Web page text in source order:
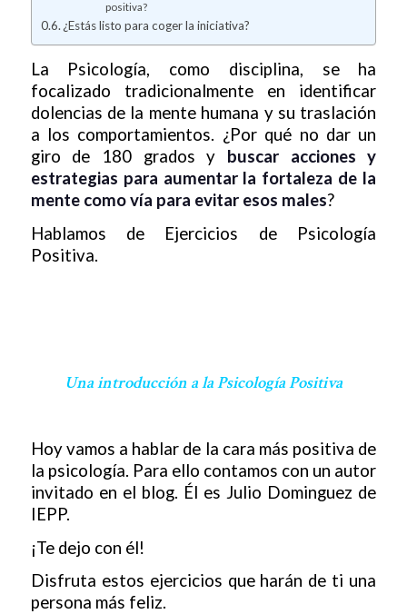
positiva?
¿Estás listo para coger la iniciativa?
La Psicología, como disciplina, se ha
focalizado tradicionalmente en identificar
dolencias de la mente humana y su traslación
a los comportamientos. ¿Por qué no dar un
giro de 180 grados y buscar acciones y
estrategias para aumentar la fortaleza de la
mente como vía para evitar esos males?
Hablamos de Ejercicios de Psicología
Positiva.
Una introducción a la Psicología Positiva
Hoy vamos a hablar de la cara más positiva de
la psicología. Para ello contamos con un autor
invitado en el blog. Él es Julio Dominguez de
IEPP.
¡Te dejo con él!
Disfruta estos ejercicios que harán de ti una
persona más feliz.